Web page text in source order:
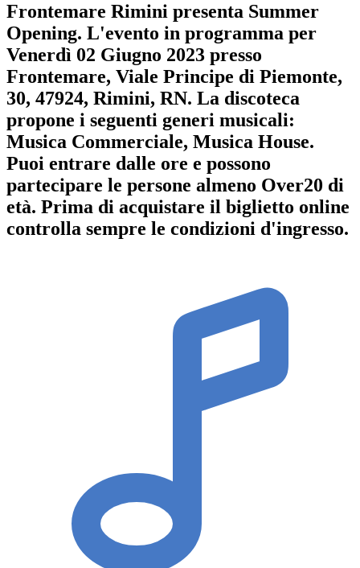
Frontemare Rimini presenta Summer
Opening. L'evento in programma per
Venerdì 02 Giugno 2023 presso
Frontemare, Viale Principe di Piemonte,
30, 47924, Rimini, RN. La discoteca
propone i seguenti generi musicali:
Musica Commerciale, Musica House.
Puoi entrare dalle ore e possono
partecipare le persone almeno Over20 di
età. Prima di acquistare il biglietto online
controlla sempre le condizioni d'ingresso.